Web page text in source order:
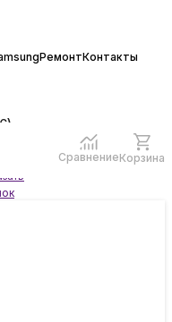
РемонтКонтакты
СравнениеКорзина